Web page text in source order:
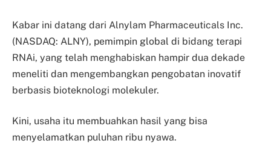
Kabar ini datang dari Alnylam Pharmaceuticals Inc.
(NASDAQ: ALNY), pemimpin global di bidang terapi
RNAi, yang telah menghabiskan hampir dua dekade
meneliti dan mengembangkan pengobatan inovatif
berbasis bioteknologi molekuler.
Kini, usaha itu membuahkan hasil yang bisa
menyelamatkan puluhan ribu nyawa.